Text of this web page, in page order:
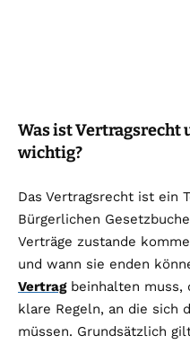
Was ist Vertragsrecht
wichtig?
Das Vertragsrecht ist ein
Bürgerlichen
Verträge zustande
und wann sie enden
Vertragbeinhalten muss,
klare Regeln, an die sich
müssen. Grundsätzlich